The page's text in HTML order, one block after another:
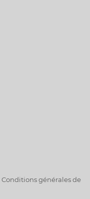
Conditions générales de